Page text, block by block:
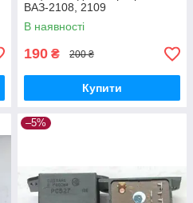
ВАЗ-2108, 2109
В наявності
190 ₴ 200 ₴
Купити
–5%